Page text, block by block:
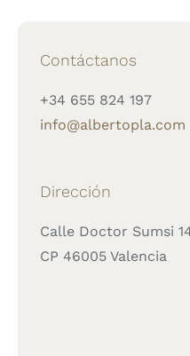
Contáctanos
+34 655 824 197
info@albertopla.com
Dirección
Calle Doctor Sumsi
CP 46005 Valencia